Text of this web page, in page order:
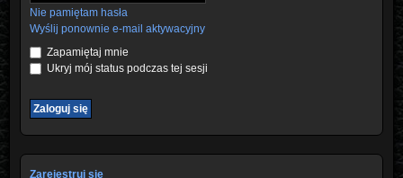
Nie pamiętam hasła
Wyślij ponownie e-mail aktywacyjny
Zapamiętaj mnie
Ukryj mój status podczas tej sesji
Zarejestruj się